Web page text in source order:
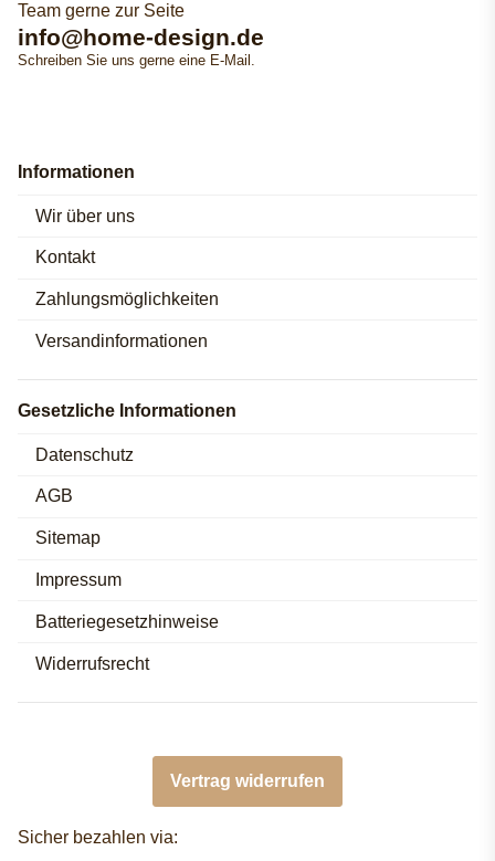
Team gerne zur Seite
info@home-design.de
Schreiben Sie uns gerne eine E-Mail.
Informationen
Wir über uns
Kontakt
Zahlungsmöglichkeiten
Versandinformationen
Gesetzliche Informationen
Datenschutz
AGB
Sitemap
Impressum
Batteriegesetzhinweise
Widerrufsrecht
Vertrag widerrufen
Sicher bezahlen via: